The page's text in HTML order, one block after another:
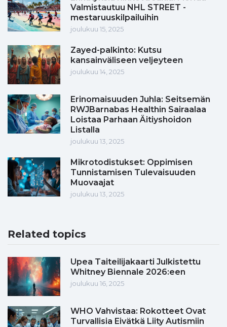
Valmistautuu NHL STREET -
mestaruuskilpailuihin
joulukuu 15, 2025
Zayed-palkinto: Kutsu
kansainväliseen veljeyteen
joulukuu 14, 2025
Erinomaisuuden Juhla: Seitsemän
RWJBarnabas Healthin Sairaalaa
Loistaa Parhaan Äitiyshoidon
Listalla
joulukuu 13, 2025
Mikrotodistukset: Oppimisen
Tunnistamisen Tulevaisuuden
Muovaajat
joulukuu 13, 2025
Related topics
Upea Taiteilijakaarti Julkistettu
Whitney Biennale 2026:een
joulukuu 16, 2025
WHO Vahvistaa: Rokotteet Ovat
Turvallisia Eivätkä Liity Autismiin